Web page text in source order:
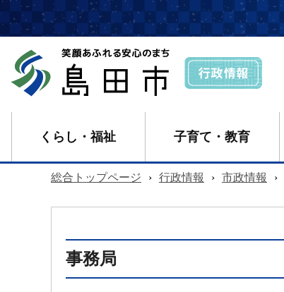
くらし・福祉 子育て・教育
総合トップページ › 行政情報 › 市政情報 ›
事務局